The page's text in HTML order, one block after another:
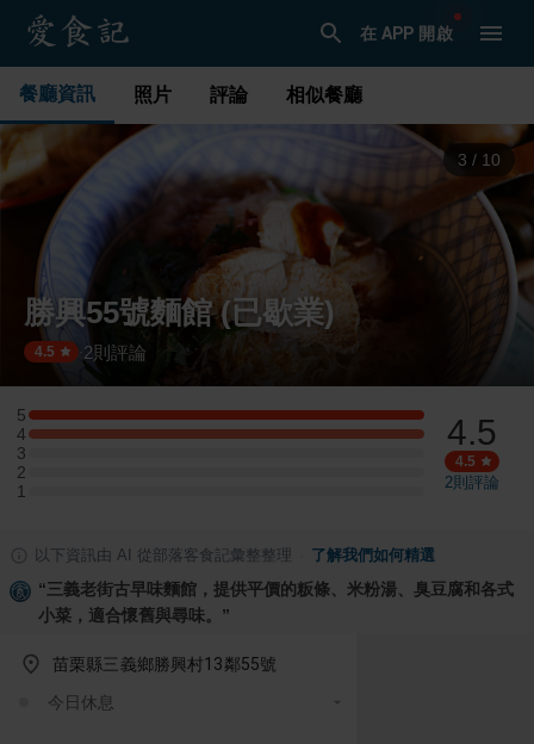
在 APP 開啟
餐廳資訊 照片 評論 相似餐廳
3 / 10
勝興55號麵館 (已歇業)
4.5 · 2 則評論
5
5 星：1 則評論
4
4 星：1 則評論
3
3 星：0 則評論
2
2 星：0 則評論
1
1 星：0 則評論
4.5
4.5
2則評論
以下資訊由 AI 從部落客食記彙整整理 了解我們如何精選
“三義老街古早味麵館，提供平價的粄條、米粉湯、臭豆腐和各式
小菜，適合懷舊與尋味。 ”
苗栗縣三義鄉勝興村13鄰55號
今日休息